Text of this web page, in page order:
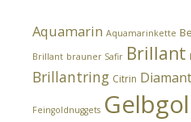
Aquamarin Aquamarinkette
Brillant brauner Safir Brillant
Brillantring Citrin Diamant
Feingoldnuggets